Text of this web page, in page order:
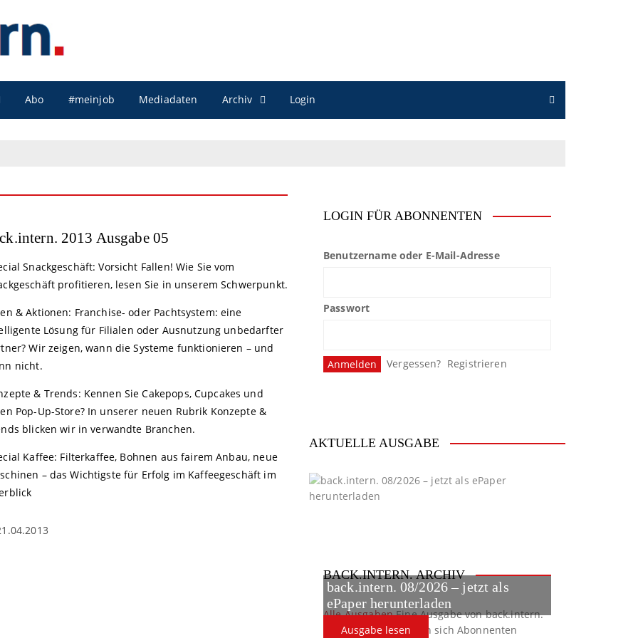
Abo #meinjob Mediadaten Archiv Login
2013 Ausgabe 05
Snackgeschäft: Vorsicht Fallen! Wie Sie vom
profitieren, lesen Sie in unserem Schwerpunkt.
& Aktionen: Franchise- oder Pachtsystem: eine
Lösung für Filialen oder Ausnutzung unbedarfter
Wir zeigen, wann die Systeme funktionieren – und
nicht.
& Trends: Kennen Sie Cakepops, Cupcakes und
Pop-Up-Store? In unserer neuen Rubrik Konzepte &
blicken wir in verwandte Branchen.
Kaffee: Filterkaffee, Bohnen aus fairem Anbau, neue
– das Wichtigste für Erfolg im Kaffeegeschäft im
LOGIN FÜR ABONNENTEN
Benutzername oder E-Mail-Adresse
Passwort
Vergessen? Registrieren
AKTUELLE AUSGABE
back.intern. 08/2026 – jetzt als
ePaper herunterladen
Ausgabe lesen
BACK.INTERN. ARCHIV
Alle AusgabenEine Ausgabe von back.intern.
verpasst? Hier können sich Abonnenten